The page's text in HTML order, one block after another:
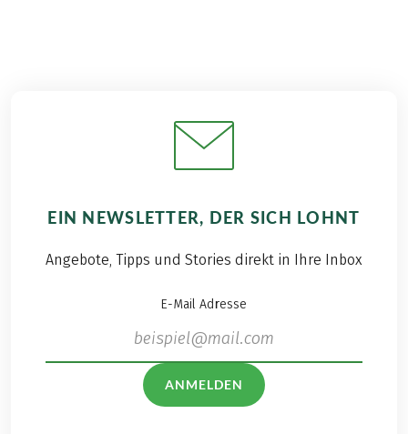
EIN NEWSLETTER, DER SICH LOHNT
Angebote, Tipps und Stories direkt in Ihre Inbox
E-Mail Adresse
ANMELDEN